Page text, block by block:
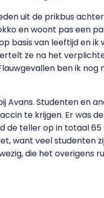
uit de prikbus
en woont pas een
basis van leeftijd en
ze na het
ben ik nog
Avans. Studenten en
te krijgen. Er was
teller op in totaal 65
want veel studenten
die het overigens